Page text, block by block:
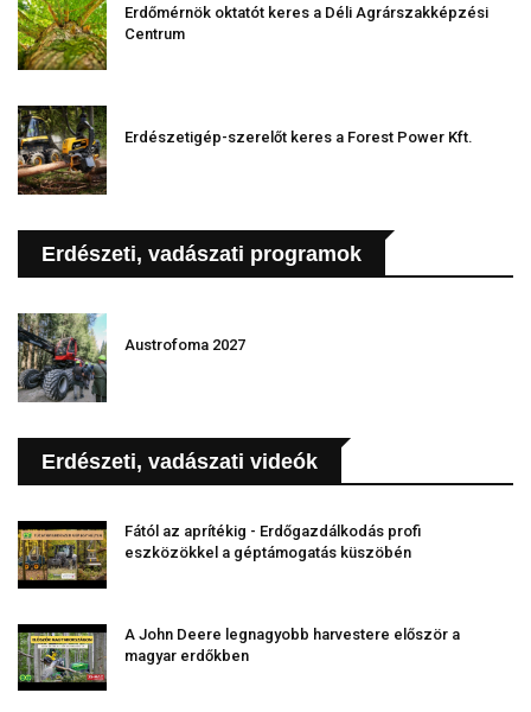
Erdőmérnök oktatót keres a Déli Agrárszakképzési
Centrum
Erdészetigép-szerelőt keres a Forest Power Kft.
Erdészeti, vadászati programok
Austrofoma 2027
Erdészeti, vadászati videók
Fától az aprítékig - Erdőgazdálkodás profi
eszközökkel a géptámogatás küszöbén
A John Deere legnagyobb harvestere először a
magyar erdőkben